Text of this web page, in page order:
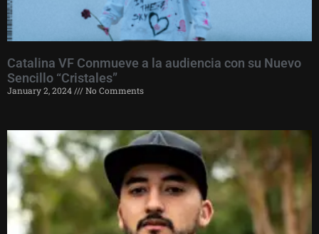
Catalina VF Conmueve a la audiencia con su Nuevo
Sencillo “Cristales”
January 2, 2024 No Comments